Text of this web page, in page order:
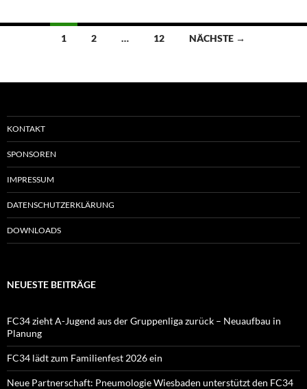
Beitragsnavigation
1 2 … 12 NÄCHSTE →
KONTAKT
SPONSOREN
IMPRESSUM
DATENSCHUTZERKLÄRUNG
DOWNLOADS
NEUESTE BEITRÄGE
FC34 zieht A-Jugend aus der Gruppenliga zurück – Neuaufbau in
Planung
FC34 lädt zum Familienfest 2026 ein
Neue Partnerschaft: Pneumologie Wiesbaden unterstützt den FC34